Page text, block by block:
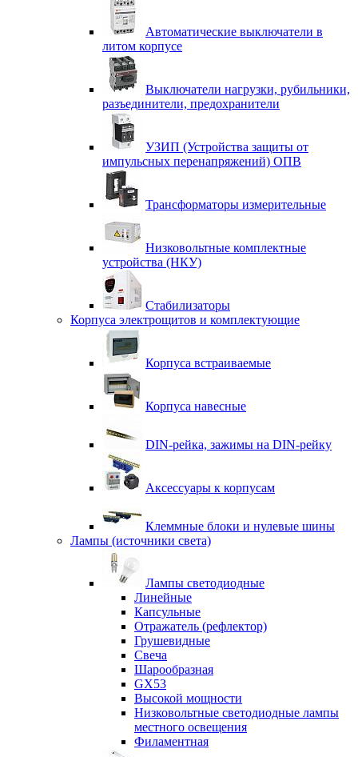
Автоматические выключатели в
литом корпусе
Выключатели нагрузки, рубильники,
разъединители, предохранители
УЗИП (Устройства защиты от
импульсных перенапряжений) ОПВ
Трансформаторы измерительные
Низковольтные комплектные
устройства (НКУ)
Стабилизаторы
Корпуса электрощитов и комплектующие
Корпуса встраиваемые
Корпуса навесные
DIN-рейка, зажимы на DIN-рейку
Аксессуары к корпусам
Клеммные блоки и нулевые шины
Лампы (источники света)
Лампы светодиодные
Линейные
Капсульные
Отражатель (рефлектор)
Грушевидные
Свеча
Шарообразная
GX53
Высокой мощности
Низковольтные светодиодные лампы
местного освещения
Филаментная